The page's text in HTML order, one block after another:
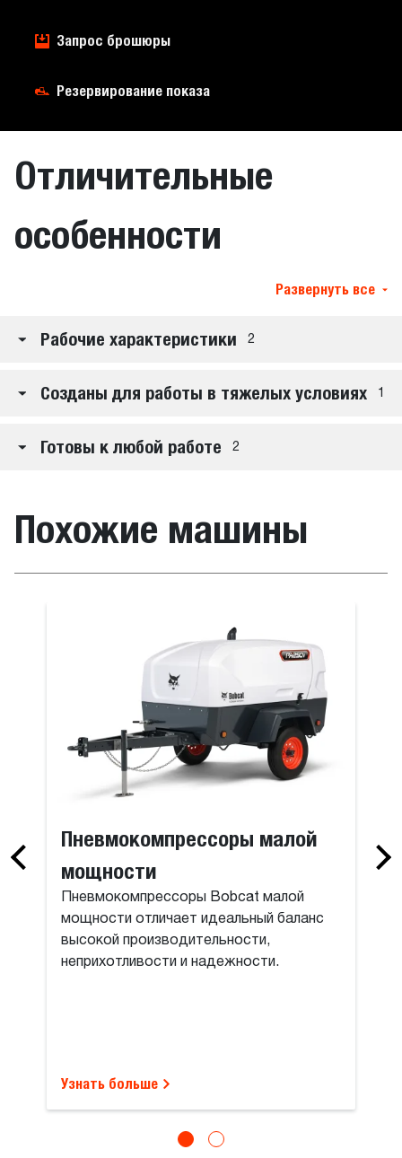
Запрос брошюры
Резервирование показа
Отличительные
особенности
Развернуть все
Рабочие характеристики 2
Созданы для работы в тяжелых условиях 1
Готовы к любой работе 2
Похожие машины
Пневмокомпрессоры малой
мощности
Пневмокомпрессоры Bobcat малой
мощности отличает идеальный баланс
высокой производительности,
неприхотливости и надежности.
Узнать больше